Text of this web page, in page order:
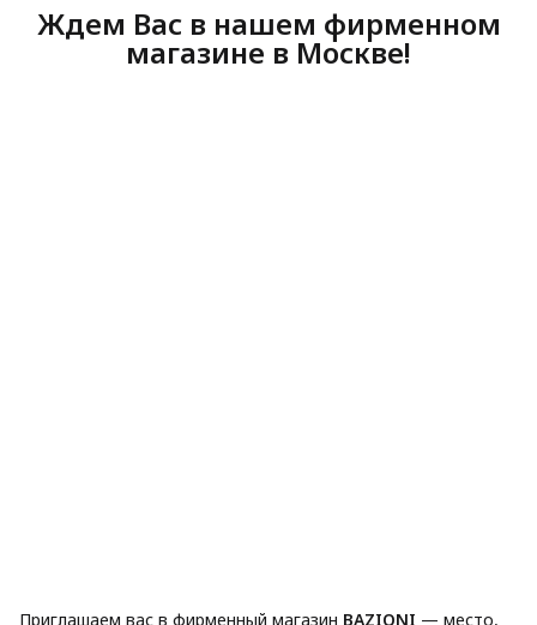
Ждем Вас в нашем фирменном
магазине в Москве!
Приглашаем вас в фирменный магазин BAZIONI — место,